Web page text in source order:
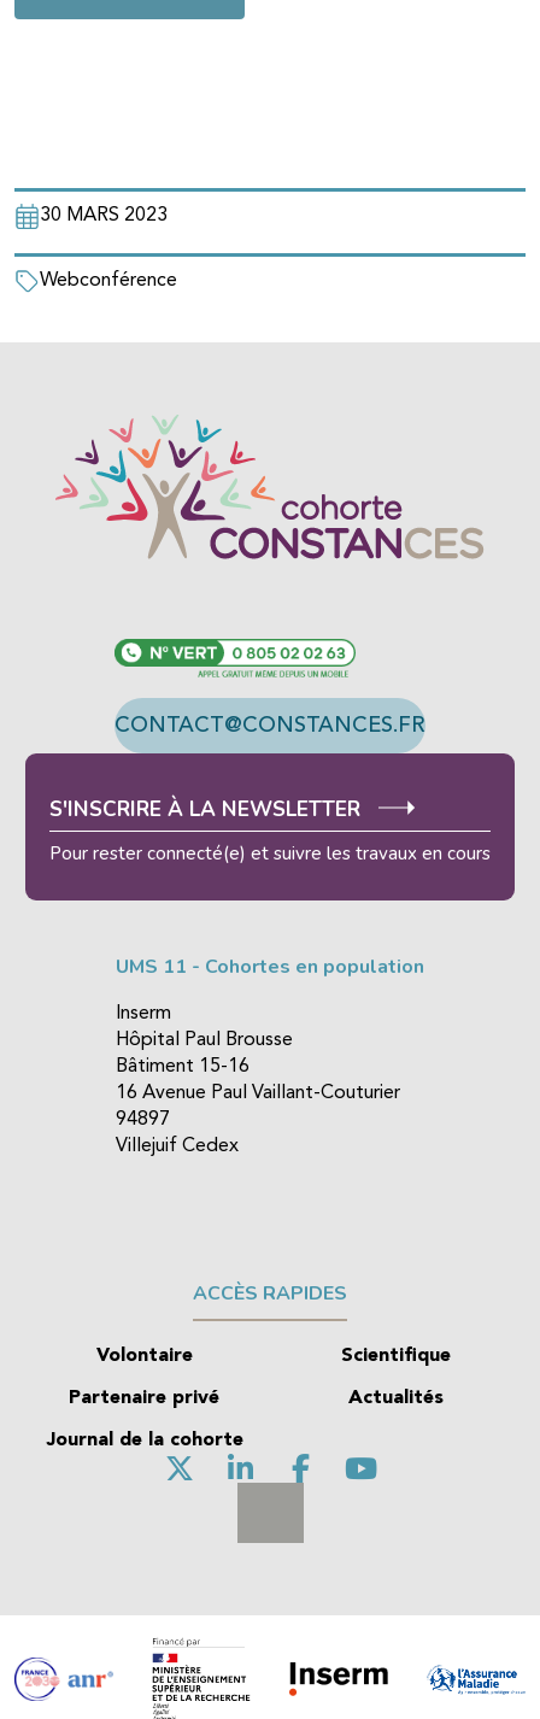
30 MARS 2023
Webconférence
CONTACT@CONSTANCES.FR
S'INSCRIRE À LA NEWSLETTER
Pour rester connecté(e) et suivre les travaux en cours
UMS 11 - Cohortes en population
Inserm
Hôpital Paul Brousse
Bâtiment 15-16
16 Avenue Paul Vaillant-Couturier
94897
Villejuif Cedex
ACCÈS RAPIDES
Volontaire Scientifique
Partenaire privé Actualités
Journal de la cohorte